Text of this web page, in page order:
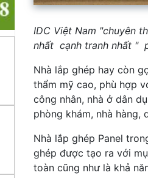
IDC Việt Nam "chuyên
nhất cạnh tranh nhất "
Nhà lắp ghép hay còn
thẩm mỹ cao, phù hợp
công nhân, nhà ở dân
phòng khám, nhà hàng,
Nhà lắp ghép Panel
ghép được tạo ra với
toàn cũng như là khả